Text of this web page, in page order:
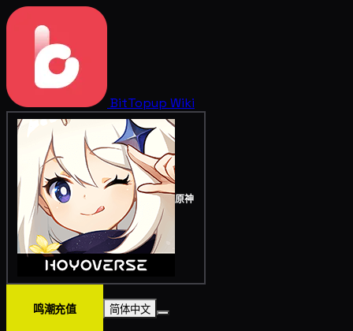
BitTopup Wiki
原神
鸣潮充值 简体中文